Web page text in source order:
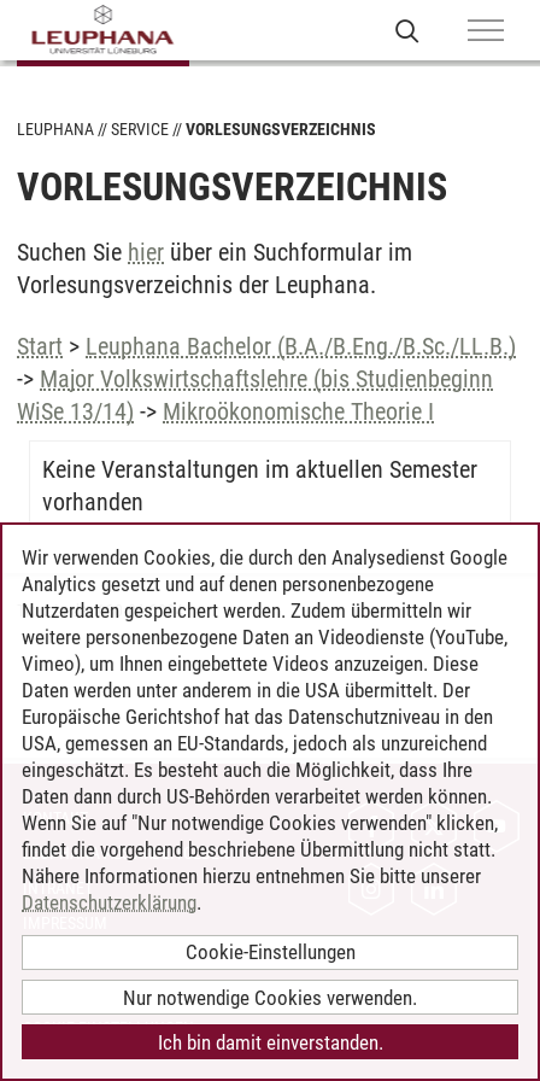
LEUPHANA SERVICE VORLESUNGSVERZEICHNIS
VORLESUNGSVERZEICHNIS
Suchen Sie hier über ein Suchformular im
Vorlesungsverzeichnis der Leuphana.
Start > Leuphana Bachelor (B.A./B.Eng./B.Sc./LL.B.)
-> Major Volkswirtschaftslehre (bis Studienbeginn
WiSe 13/14) -> Mikroökonomische Theorie I
Keine Veranstaltungen im aktuellen Semester
vorhanden
Timo Leder/30.06.2024
KONTAKT
LEUPHANA ALS ARBEITGEBER
INTRANET
BARRIEREFREIHEIT
COOKIE-EINSTELLUNGEN
Wir verwenden Cookies, die durch den Analysedienst Google
Analytics gesetzt und auf denen personenbezogene
Nutzerdaten gespeichert werden. Zudem übermitteln wir
weitere personenbezogene Daten an Videodienste (YouTube,
Vimeo), um Ihnen eingebettete Videos anzuzeigen. Diese
Daten werden unter anderem in die USA übermittelt. Der
Europäische Gerichtshof hat das Datenschutzniveau in den
USA, gemessen an EU-Standards, jedoch als unzureichend
eingeschätzt. Es besteht auch die Möglichkeit, dass Ihre
Daten dann durch US-Behörden verarbeitet werden können.
Wenn Sie auf "Nur notwendige Cookies verwenden" klicken,
findet die vorgehend beschriebene Übermittlung nicht statt.
Nähere Informationen hierzu entnehmen Sie bitte unserer
Datenschutzerklärung.
Cookie-Einstellungen
Nur notwendige Cookies verwenden.
Ich bin damit einverstanden.